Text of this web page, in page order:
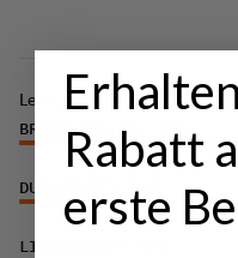
Leistung
BREATHABILITY /6
DURABILITY 5/6
LIGHTWEIGHT
Rabatt
erste